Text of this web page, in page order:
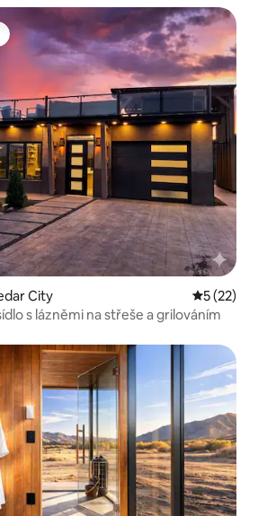
u hostů
City Průměrné
5 (22)
s lázněmi na střeše a grilováním